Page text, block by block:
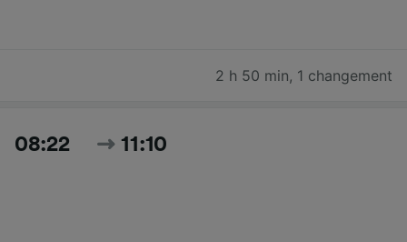
2 h 50 min, 1 changement
08:22 11:10